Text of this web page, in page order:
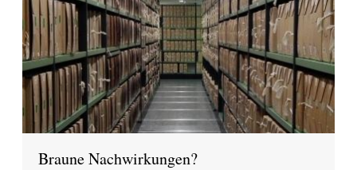
Braune Nachwirkungen?